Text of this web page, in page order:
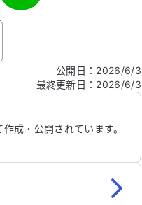
の個人情報は入れないでくだ
公開日 ： 2026/6/3
最終更新日 ： 2026/6/3
成・公開されています。